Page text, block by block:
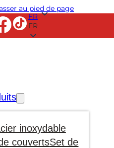
au pied de page
FR
FR
inoxydable
couvertsSet de